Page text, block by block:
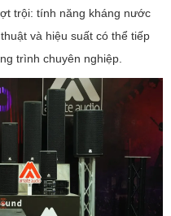
trội: tính năng kháng nước
và hiệu suất có thể tiếp
trình chuyên nghiệp.